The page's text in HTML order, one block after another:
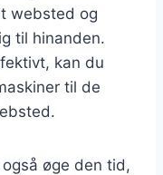
websted og
til hinanden.
kan du
til de
øge den tid,